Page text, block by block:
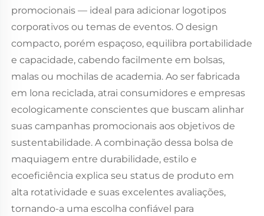
promocionais — ideal para adicionar logotipos
corporativos ou temas de eventos. O design
compacto, porém espaçoso, equilibra portabilidade
e capacidade, cabendo facilmente em bolsas,
malas ou mochilas de academia. Ao ser fabricada
em lona reciclada, atrai consumidores e empresas
ecologicamente conscientes que buscam alinhar
suas campanhas promocionais aos objetivos de
sustentabilidade. A combinação dessa bolsa de
maquiagem entre durabilidade, estilo e
ecoeficiência explica seu status de produto em
alta rotatividade e suas excelentes avaliações,
tornando-a uma escolha confiável para